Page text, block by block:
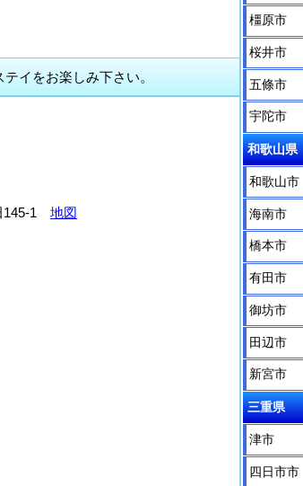
イをお楽しみ下さい。
145-1 地図
橿原市
桜井市
五條市
宇陀市
和歌山県
和歌山市
海南市
橋本市
有田市
御坊市
田辺市
新宮市
三重県
津市
四日市市